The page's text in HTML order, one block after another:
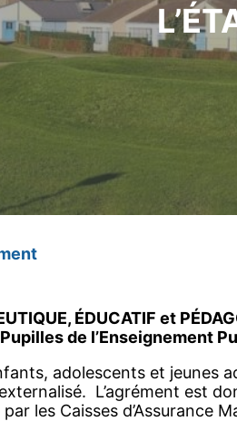
ÉDUCATIF et
de l’Enseignement
adolescents et jeunes
L’agrément est
les Caisses d’Assurance